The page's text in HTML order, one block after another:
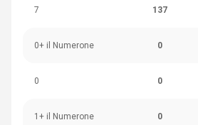
7 137
0+ il Numerone 0
0 0
1+ il Numerone 0